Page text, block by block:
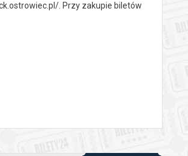
. Przy zakupie biletów
zakupu biletów.